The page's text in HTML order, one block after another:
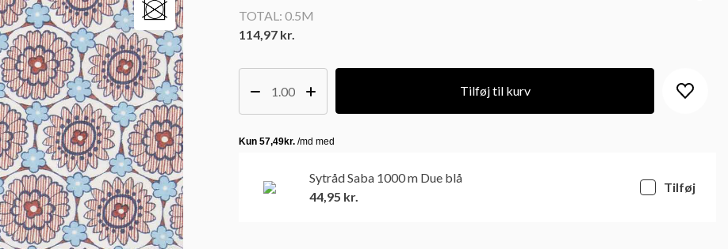
TOTAL: 0.5M
114,97 kr.
Tilføj til kurv
Sytråd Saba 1000 m Due blå
44,95 kr.
Tilføj